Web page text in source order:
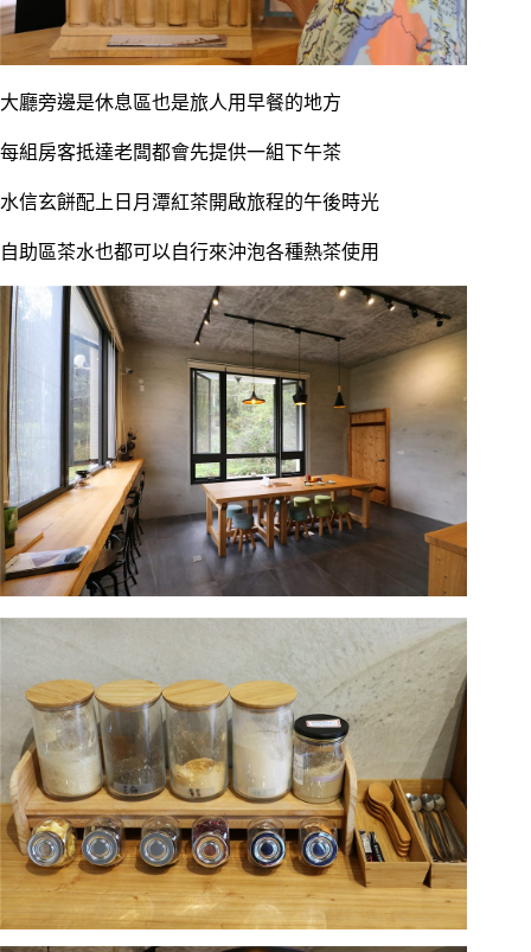
大廳旁邊是休息區也是旅人用早餐的地方
每組房客抵達老闆都會先提供一組下午茶
水信玄餅配上日月潭紅茶開啟旅程的午後時光
自助區茶水也都可以自行來沖泡各種熱茶使用